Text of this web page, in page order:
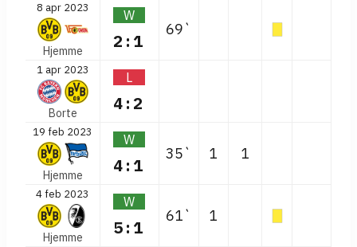
8 apr 2023
Hjemme
W
2:1
69`
1 apr 2023
Borte
L
4:2
19 feb 2023
Hjemme
W
4:1
35` 1 1
4 feb 2023
Hjemme
W
5:1
61` 1